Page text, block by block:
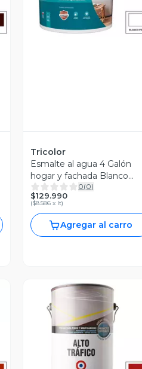
Tricolor
Esmalte al agua 4 Galón
hogar y fachada Blanco
Perfecto satinado
0(0)
$129.990
($8.586 x lt)
Agregar al carro
Vista Previa